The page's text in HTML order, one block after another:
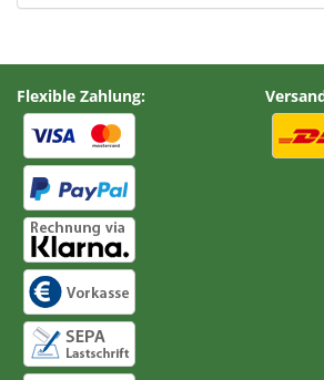
Flexible Zahlung: